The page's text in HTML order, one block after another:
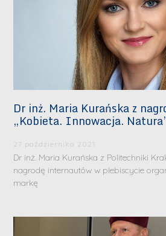
Dr inż. Maria Kurańska z
„Kobieta. Innowacja.
27 października 2021
Dr inż. Maria Kurańska z Politechniki
nagrodę internautów w plebiscycie
markę